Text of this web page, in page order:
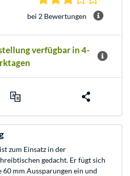
bei 2 Bewertungen
verfügbar in 4-
zum Einsatz in der
gedacht. Er fügt sich
mm Aussparungen ein und